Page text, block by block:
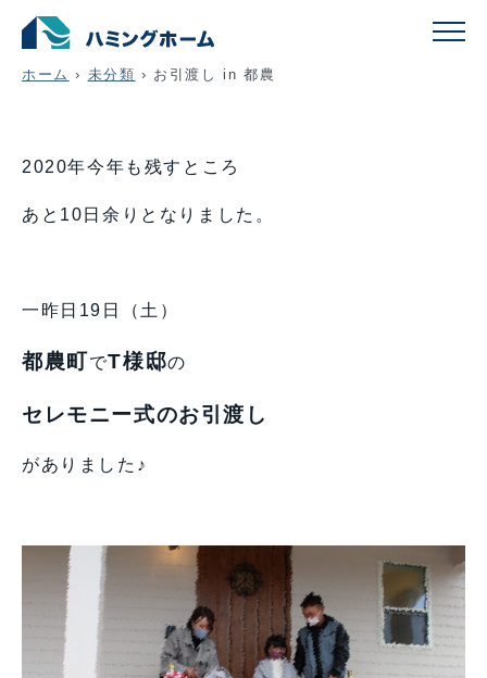
お引渡し in 都農
ホーム › 未分類 › お引渡し in 都農
2020年今年も残すところ
あと10日余りとなりました。
一昨日19日（土）
都農町でT様邸の
セレモニー式のお引渡し
がありました♪